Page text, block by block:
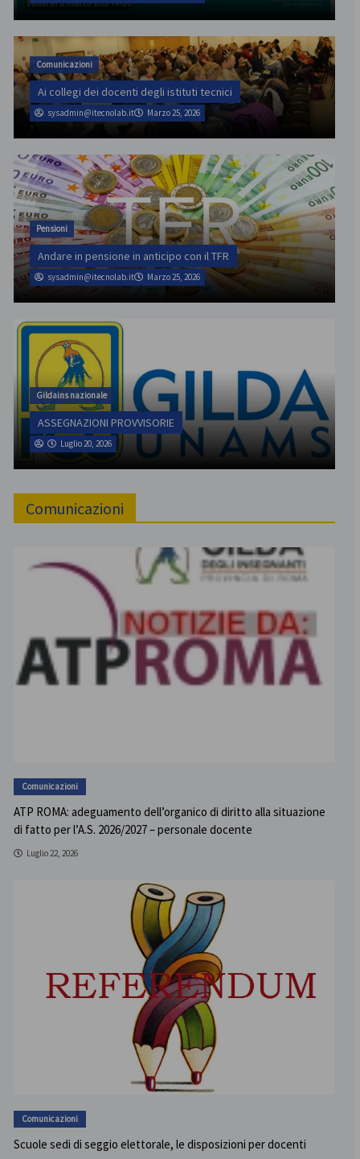
Comunicazioni
Ai collegi dei docenti degli istituti tecnici
sysadmin@itecnolab.it Marzo 25, 2026
Pensioni
Andare in pensione in anticipo con il TFR
sysadmin@itecnolab.it Marzo 25, 2026
Gildains nazionale
ASSEGNAZIONI PROVVISORIE
Luglio 20, 2026
Comunicazioni
Comunicazioni
ATP ROMA: adeguamento dell’organico di diritto alla situazione
di fatto per l’A.S. 2026/2027 – personale docente
Luglio 22, 2026
Comunicazioni
Scuole sedi di seggio elettorale, le disposizioni per docenti